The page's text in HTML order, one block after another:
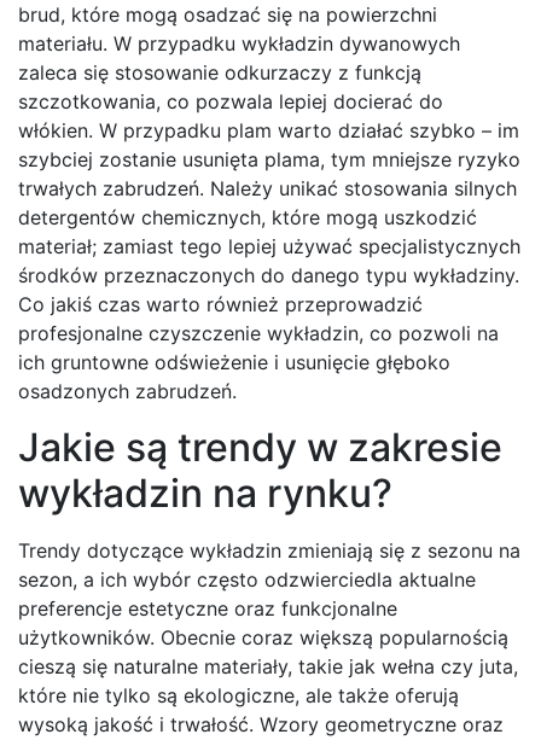
brud, które mogą osadzać się na powierzchni
materiału. W przypadku wykładzin dywanowych
zaleca się stosowanie odkurzaczy z funkcją
szczotkowania, co pozwala lepiej docierać do
włókien. W przypadku plam warto działać szybko – im
szybciej zostanie usunięta plama, tym mniejsze ryzyko
trwałych zabrudzeń. Należy unikać stosowania silnych
detergentów chemicznych, które mogą uszkodzić
materiał; zamiast tego lepiej używać specjalistycznych
środków przeznaczonych do danego typu wykładziny.
Co jakiś czas warto również przeprowadzić
profesjonalne czyszczenie wykładzin, co pozwoli na
ich gruntowne odświeżenie i usunięcie głęboko
osadzonych zabrudzeń.
Jakie są trendy w zakresie
wykładzin na rynku?
Trendy dotyczące wykładzin zmieniają się z sezonu na
sezon, a ich wybór często odzwierciedla aktualne
preferencje estetyczne oraz funkcjonalne
użytkowników. Obecnie coraz większą popularnością
cieszą się naturalne materiały, takie jak wełna czy juta,
które nie tylko są ekologiczne, ale także oferują
wysoką jakość i trwałość. Wzory geometryczne oraz